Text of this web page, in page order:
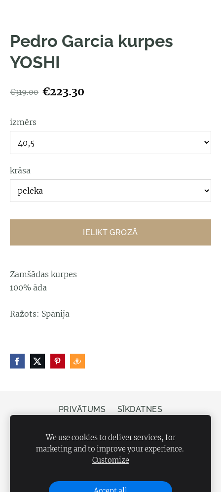
Pedro Garcia kurpes
YOSHI
€319.00 €223.30
izmērs
krāsa
IELIKT GROZĀ
Zamšādas kurpes
100% āda
Ražots: Spānija
PRIVĀTUMS SĪKDATNES
Veikals Bergs, Elizabetes iela 20, Rīga, LV-1050
We use cookies to deliver services, for
marketing and to improve your experience.
Customize